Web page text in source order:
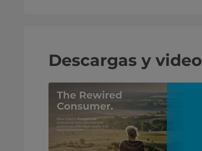
Descargas y video